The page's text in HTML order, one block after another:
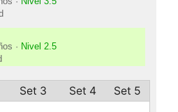
· Nivel 2.5
Set 3 Set 4 Set 5